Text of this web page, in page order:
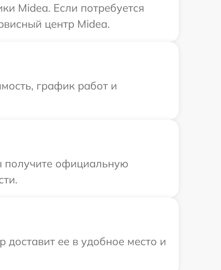
Midea. Если потребуется
центр Midea.
график работ и
получите официальную
ее в удобное место и